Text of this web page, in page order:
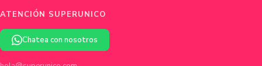
ATENCIÓN SUPERUNICO
Chatea con nosotros